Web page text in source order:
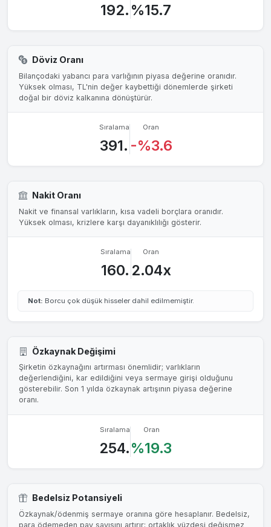
192. %15.7
Döviz Oranı
Bilançodaki yabancı para varlığının piyasa değerine oranıdır.
Yüksek olması, TL'nin değer kaybettiği dönemlerde şirketi
doğal bir döviz kalkanına dönüştürür.
Sıralama
391.
Oran
-%3.6
Nakit Oranı
Nakit ve finansal varlıkların, kısa vadeli borçlara oranıdır.
Yüksek olması, krizlere karşı dayanıklılığı gösterir.
Sıralama
160.
Oran
2.04x
Not: Borcu çok düşük hisseler dahil edilmemiştir.
Özkaynak Değişimi
Şirketin özkaynağını artırması önemlidir; varlıkların
değerlendiğini, kar edildiğini veya sermaye girişi olduğunu
gösterebilir. Son 1 yılda özkaynak artışının piyasa değerine
oranı.
Sıralama
254.
Oran
%19.3
Bedelsiz Potansiyeli
Özkaynak/ödenmiş sermaye oranına göre hesaplanır. Bedelsiz,
para ödemeden pay sayısını artırır; ortaklık yüzdesi değişmez